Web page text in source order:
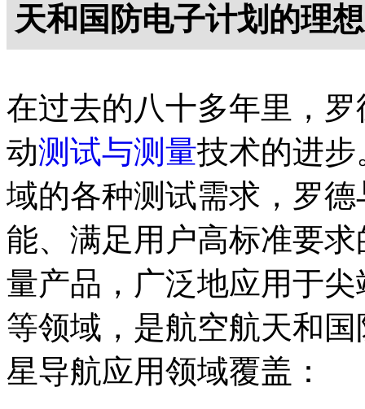
天和国防电子计划的理
在过去的八十多年里，
动测试与测量技术的进
域的各种测试需求，罗
能、满足用户高标准要
量产品，广泛地应用于
等领域，是航空航天和
星导航应用领域覆盖：